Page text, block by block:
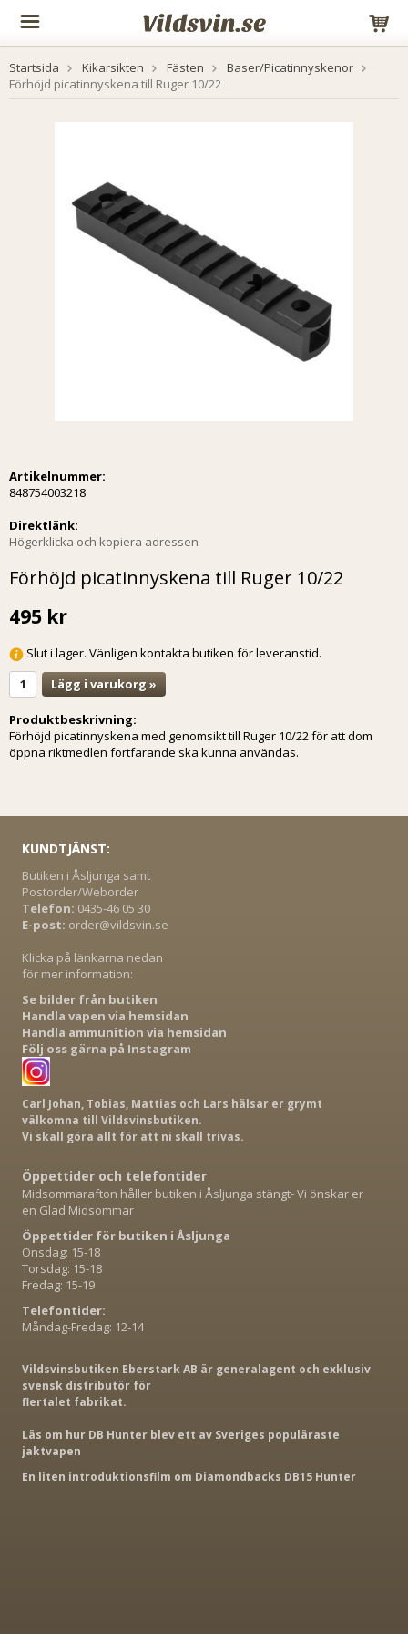
Startsida Kikarsikten Fästen
Baser/Picatinnyskenor
Förhöjd picatinnyskena till Ruger 10/22
Artikelnummer:
848754003218
Direktlänk:
Högerklicka och kopiera adressen
Förhöjd picatinnyskena till Ruger 10/22
495 kr
Slut i lager. Vänligen kontakta butiken för leveranstid.
Lägg i varukorg »
Produktbeskrivning:
Förhöjd picatinnyskena med genomsikt till Ruger 10/22 för att dom
öppna riktmedlen fortfarande ska kunna användas.
KUNDTJÄNST:
Butiken i Åsljunga samt
Postorder/Weborder
Telefon: 0435-46 05 30
E-post: order@vildsvin.se
Klicka på länkarna nedan
för mer information:
Se bilder från butiken
Handla vapen via hemsidan
Handla ammunition via hemsidan
Följ oss gärna på Instagram
Carl Johan, Tobias, Mattias och Lars hälsar er grymt
välkomna till Vildsvinsbutiken.
Vi skall göra allt för att ni skall trivas.
Öppettider och telefontider
Midsommarafton håller butiken i Åsljunga stängt- Vi önskar er
en Glad Midsommar
Öppettider för butiken i Åsljunga
Onsdag: 15-18
Torsdag: 15-18
Fredag: 15-19
Telefontider:
Måndag-Fredag: 12-14
Vildsvinsbutiken Eberstark AB är generalagent och exklusiv
svensk distributör för
flertalet fabrikat.
Läs om hur DB Hunter blev ett av Sveriges populäraste
jaktvapen
En liten introduktionsfilm om Diamondbacks DB15 Hunter